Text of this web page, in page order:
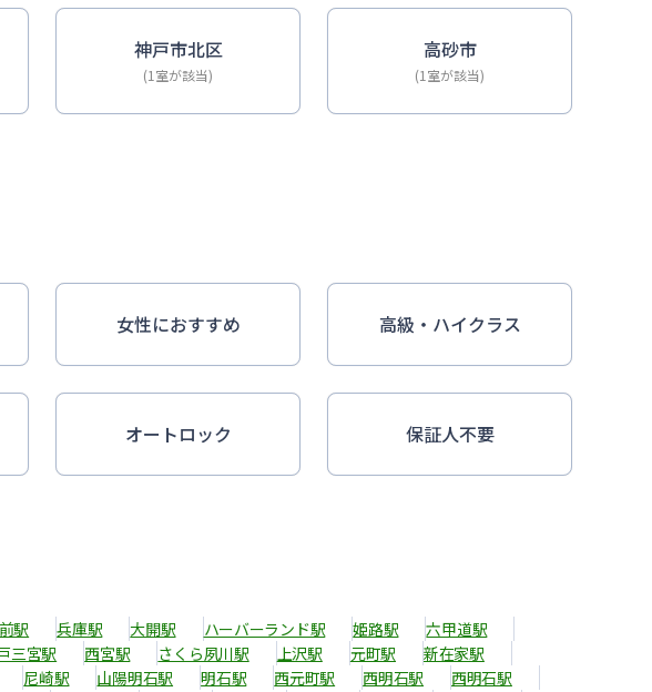
神戸市北区
(1室が該当)
高砂市
(1室が該当)
女性におすすめ 高級・ハイクラス
オートロック 保証人不要
駅 兵庫駅 大開駅 ハーバーランド駅 姫路駅
六甲道駅
三宮駅 西宮駅 さくら夙川駅 上沢駅 元町駅
新在家駅
尼崎駅 山陽明石駅 明石駅 西元町駅 西明石駅
西明石駅